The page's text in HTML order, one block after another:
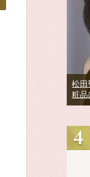
松田
粧品